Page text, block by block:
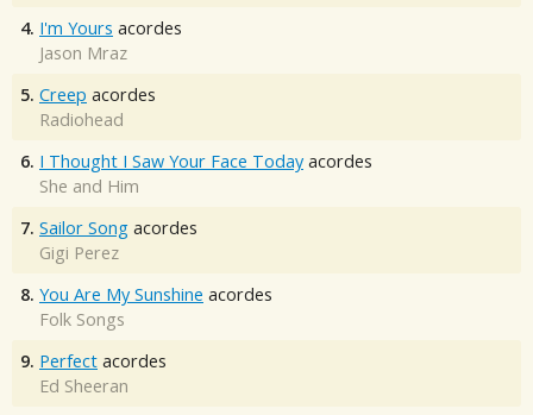
4. I'm Yours acordes
Jason Mraz
5. Creep acordes
Radiohead
6. I Thought I Saw Your Face Today acordes
She and Him
7. Sailor Song acordes
Gigi Perez
8. You Are My Sunshine acordes
Folk Songs
9. Perfect acordes
Ed Sheeran